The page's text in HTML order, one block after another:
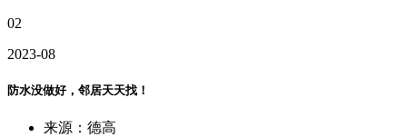
02
2023-08
防水没做好，邻居天天找！
来源：德高